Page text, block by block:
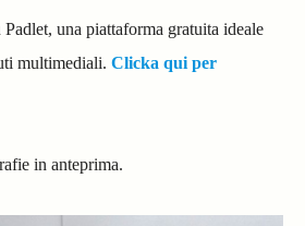
una piattaforma gratuita ideale
multimediali. Clicka qui per
in anteprima.